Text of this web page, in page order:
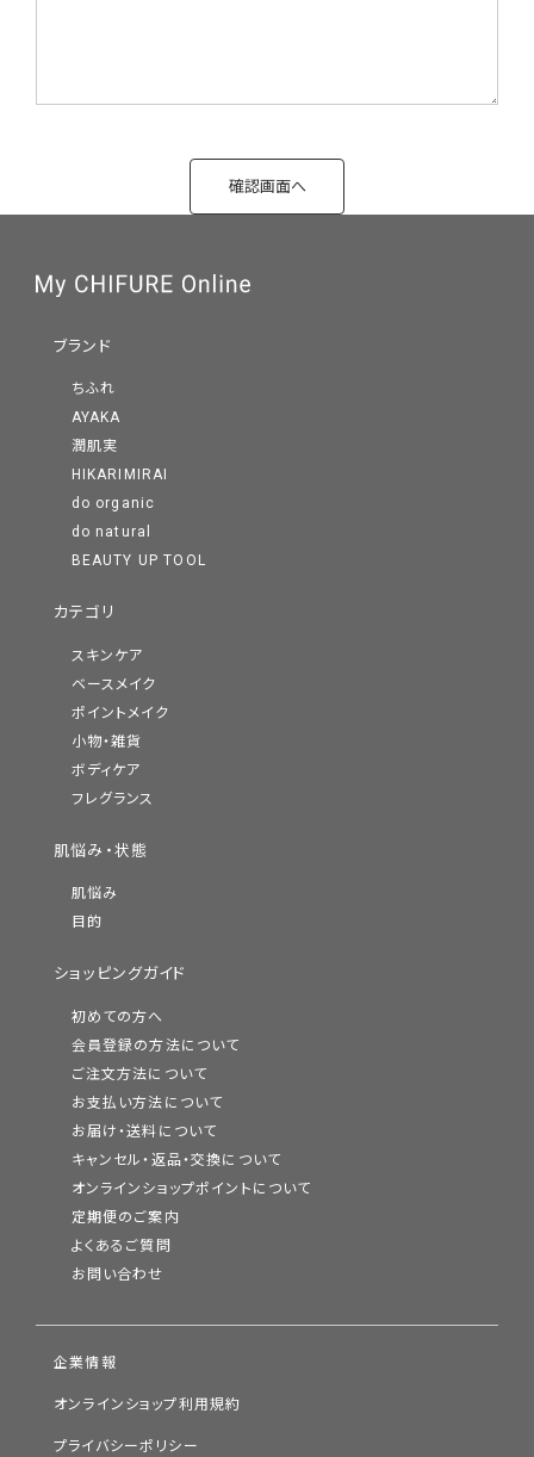
ブランド
ちふれ
AYAKA
潤肌実
HIKARIMIRAI
do organic
do natural
BEAUTY UP TOOL
カテゴリ
スキンケア
ベースメイク
ポイントメイク
小物・雑貨
ボディケア
フレグランス
肌悩み・状態
肌悩み
目的
ショッピングガイド
初めての方へ
会員登録の方法について
ご注文方法について
お支払い方法について
お届け・送料について
キャンセル・返品・交換について
オンラインショップポイントについて
定期便のご案内
よくあるご質問
お問い合わせ
企業情報
オンラインショップ利用規約
プライバシーポリシー